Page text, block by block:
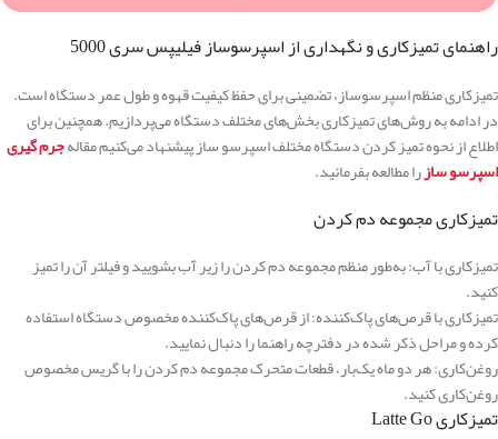
راهنمای تمیزکاری و نگهداری از اسپرسوساز فیلیپس سری 5000
تمیزکاری منظم اسپرسوساز، تضمینی برای حفظ کیفیت قهوه و طول عمر دستگاه است.
در ادامه به روش‌های تمیزکاری بخش‌های مختلف دستگاه می‌پردازیم. همچنین برای
اطلاع از نحوه تمیز کردن دستگاه مختلف اسپرسو ساز پیشنهاد می‌کنیم مقالهجرم گیری
اسپرسو سازرا مطالعه بفرمائید.
تمیزکاری مجموعه دم کردن
تمیزکاری با آب: به‌طور منظم مجموعه دم کردن را زیر آب بشویید و فیلتر آن را تمیز
کنید.
تمیزکاری با قرص‌های پاک‌کننده: از قرص‌های پاک‌کننده مخصوص دستگاه استفاده
کرده و مراحل ذکر شده در دفترچه راهنما را دنبال نمایید.
روغن‌کاری: هر دو ماه یک‌بار، قطعات متحرک مجموعه دم کردن را با گریس مخصوص
روغن‌کاری کنید.
تمیزکاری Latte Go